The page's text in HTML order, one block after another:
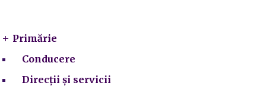
Primărie
Conducere
Direcții și servicii